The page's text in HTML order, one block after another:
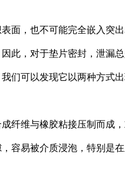
面，也不可能完全嵌入突
此，对于垫片密封，泄漏
可以发现它以两种方式出
纤维与橡胶粘接压制而成
容易被介质浸泡，特别是